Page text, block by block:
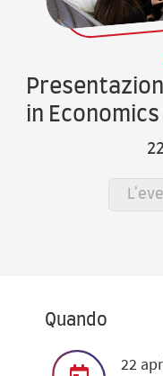
in
Quando
22